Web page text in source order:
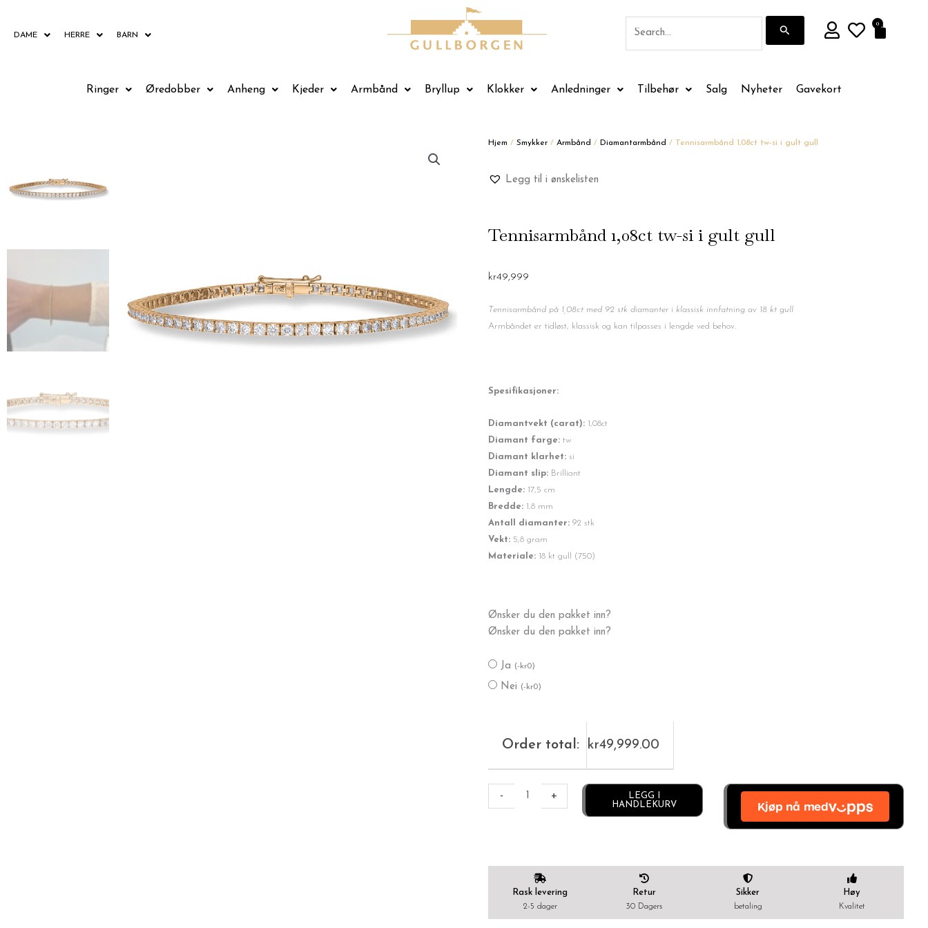
DAME HERRE BARN
0
Ringer Øredobber Anheng Kjeder Armbånd Bryllup Klokker Anledninger Tilbehør Salg Nyheter Gavekort
Hjem / Smykker / Armbånd / Diamantarmbånd / Tennisarmbånd 1,08ct tw-si i gult gull
Legg til i ønskelisten
Tennisarmbånd 1,08ct tw-si i gult gull
kr49,999
Tennisarmbånd på 1,08ct med 92 stk diamanter i klassisk innfatning av 18 kt gull
Armbåndet er tidløst, klassisk og kan tilpasses i lengde ved behov.
Spesifikasjoner:
Diamantvekt (carat): 1,08ct
Diamant farge: tw
Diamant klarhet: si
Diamant slip: Brilliant
Lengde: 17,5 cm
Bredde: 1,8 mm
Antall diamanter: 92 stk
Vekt: 5,8 gram
Materiale: 18 kt gull (750)
Ønsker du den pakket inn?
Ønsker du den pakket inn?
Ja (- kr0)
Nei (- kr0)
Order total: kr49,999.00
-
1,08ct
tw-
i
gult
+
LEGG I
HANDLEKURV
Alternative:
Rask levering
2-5 dager
Retur
30 Dagers
Sikker
betaling
Høy
Kvalitet